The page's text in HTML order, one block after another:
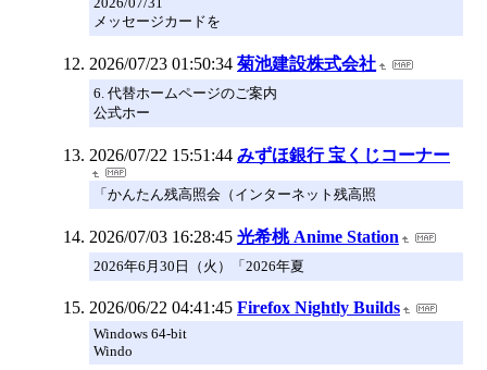
メッセージカードを
2026/07/23 01:50:34 菊池建設株式会社
6. 代替ホームページのご案内
公式ホー
2026/07/22 15:51:44 みずほ銀行 宝くじコーナー
「かんたん残高照会（インターネット残高照
2026/07/03 16:28:45 光希桃 Anime Station
2026年6月30日（火）「2026年夏
2026/06/22 04:41:45 Firefox Nightly Builds
Windows 64-bit
Windo